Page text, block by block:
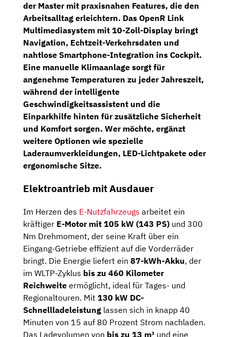
der Master mit praxisnahen Features, die den
Arbeitsalltag erleichtern. Das OpenR Link
Multimediasystem mit 10-Zoll-Display bringt
Navigation, Echtzeit-Verkehrsdaten und
nahtlose Smartphone-Integration ins Cockpit.
Eine manuelle Klimaanlage sorgt für
angenehme Temperaturen zu jeder Jahreszeit,
während der intelligente
Geschwindigkeitsassistent und die
Einparkhilfe hinten für zusätzliche Sicherheit
und Komfort sorgen. Wer möchte, ergänzt
weitere Optionen wie spezielle
Laderaumverkleidungen, LED-Lichtpakete oder
ergonomische Sitze.
Elektroantrieb mit Ausdauer
Im Herzen des E-Nutzfahrzeugs arbeitet ein
kräftiger E-Motor mit 105 kW (143 PS) und 300
Nm Drehmoment, der seine Kraft über ein
Eingang-Getriebe effizient auf die Vorderräder
bringt. Die Energie liefert ein 87-kWh-Akku, der
im WLTP-Zyklus bis zu 460 Kilometer
Reichweite ermöglicht, ideal für Tages- und
Regionaltouren. Mit 130 kW DC-
Schnellladeleistung lassen sich in knapp 40
Minuten von 15 auf 80 Prozent Strom nachladen.
Das Ladevolumen von bis zu 13 m³ und eine